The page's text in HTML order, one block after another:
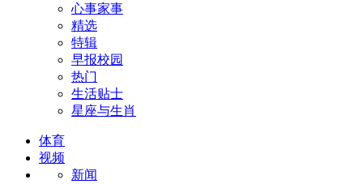
心事家事
精选
特辑
早报校园
热门
生活贴士
星座与生肖
体育
视频
新闻